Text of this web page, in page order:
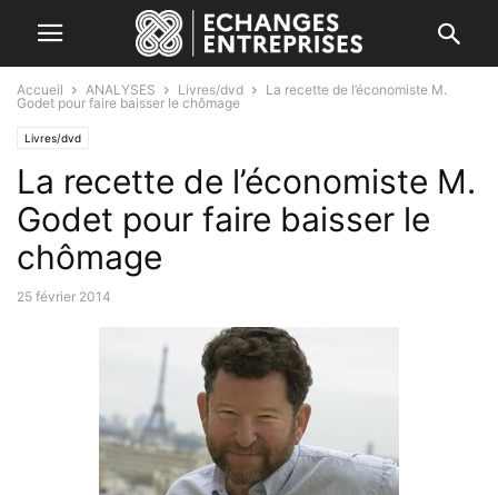
Accueil ANALYSES Livres/dvd
La recette de l’économiste M.
Godet pour faire baisser le chômage
Livres/dvd
La recette de l’économiste M.
Godet pour faire baisser le
chômage
25 février 2014